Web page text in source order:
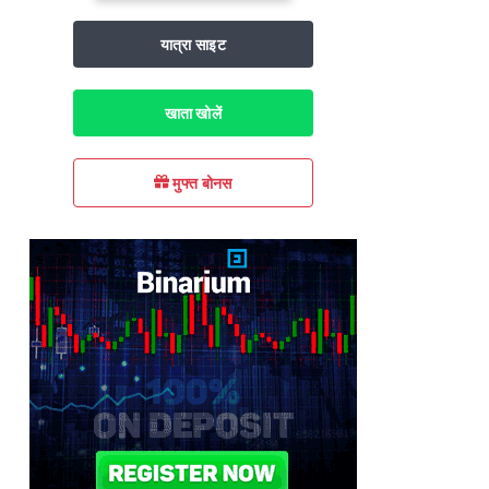
यात्रा साइट
खाता खोलें
मुफ्त बोनस